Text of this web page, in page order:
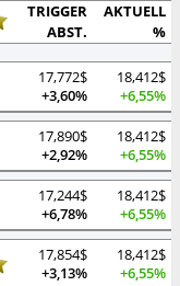
TRIGGER
AKTUELL
ABST.
%
17,772$
18,412$
+3,60% +6,55%
17,890$
18,412$
+2,92% +6,55%
17,244$
18,412$
+6,78% +6,55%
17,854$
18,412$
+3,13% +6,55%